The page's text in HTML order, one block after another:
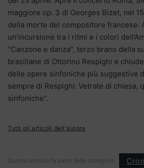
maggiore op. 3 di Georges Bizet, nel
della morte del compositore francese.
un’incursione tra i ritmi e i colori
“Canzone e danza”, terzo brano della
brasiliane di Ottorino Respighi e
delle opere sinfoniche più suggestive
sempre di Respighi: Vetrate di chiesa,
sinfoniche”.
Tutti gli articoli dell'autore
Questo articolo fa parte delle categorie: